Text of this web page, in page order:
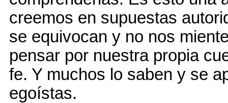
creemos en supuestas
se equivocan y no nos
pensar por nuestra propia
fe. Y muchos lo saben y se
egoístas.